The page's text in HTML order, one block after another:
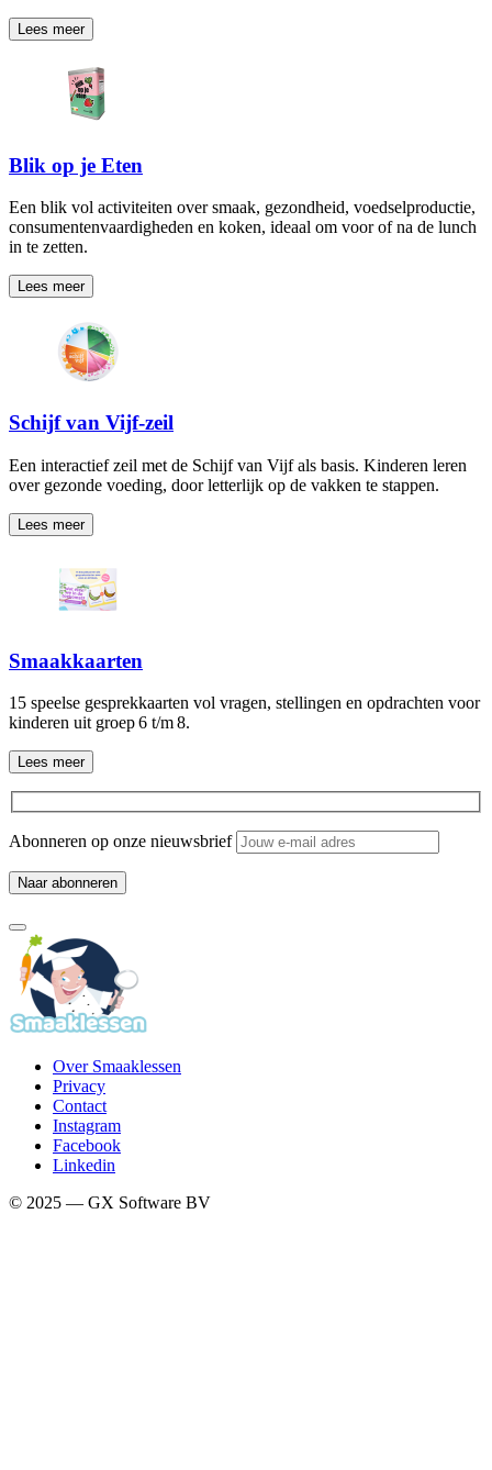
Lees meer
Blik op je Eten
Een blik vol activiteiten over smaak, gezondheid, voedselproductie,
consumentenvaardigheden en koken, ideaal om voor of na de lunch
in te zetten.
Lees meer
Schijf van Vijf-zeil
Een interactief zeil met de Schijf van Vijf als basis. Kinderen leren
over gezonde voeding, door letterlijk op de vakken te stappen.
Lees meer
Smaakkaarten
15 speelse gesprekkaarten vol vragen, stellingen en opdrachten voor
kinderen uit groep 6 t/m 8.
Lees meer
Abonneren op onze nieuwsbrief
Over Smaaklessen
Privacy
Contact
Instagram
Facebook
Linkedin
© 2025 — GX Software BV